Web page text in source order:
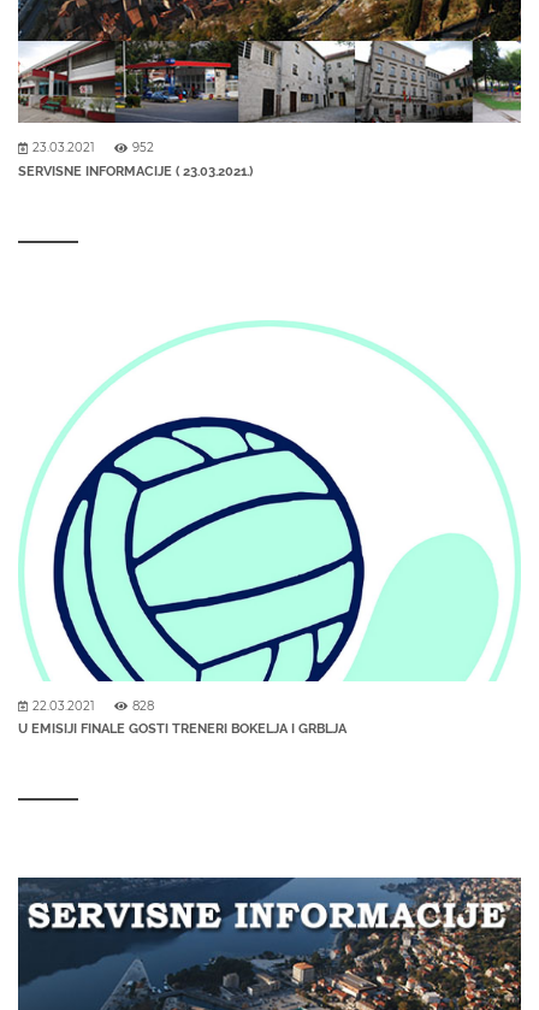
23.03.2021 952
SERVISNE INFORMACIJE ( 23.03.2021.)
22.03.2021 828
U EMISIJI FINALE GOSTI TRENERI BOKELJA I GRBLJA